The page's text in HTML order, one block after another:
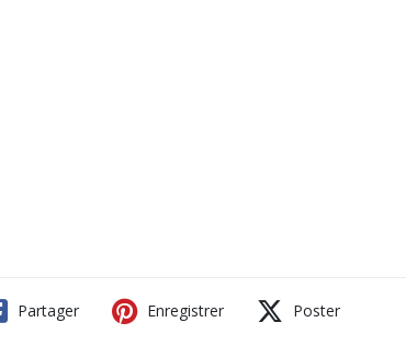
Partager Enregistrer Poster